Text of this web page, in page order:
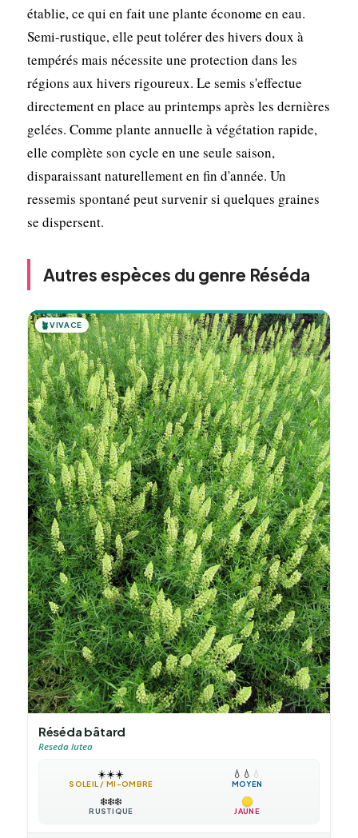
établie, ce qui en fait une plante économe en eau.
Semi-rustique, elle peut tolérer des hivers doux à
tempérés mais nécessite une protection dans les
régions aux hivers rigoureux. Le semis s'effectue
directement en place au printemps après les dernières
gelées. Comme plante annuelle à végétation rapide,
elle complète son cycle en une seule saison,
disparaissant naturellement en fin d'année. Un
ressemis spontané peut survenir si quelques graines
se dispersent.
Autres espèces du genre Réséda
🪴VIVACE
Réséda bâtard
Reseda lutea
☀️☀️☀️
SOLEIL / MI-OMBRE
💧 💧 💧
MOYEN
❄️❄️❄️
RUSTIQUE JAUNE